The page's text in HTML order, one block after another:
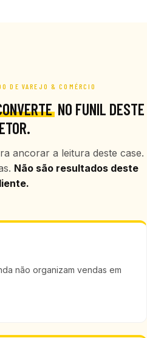
DE VAREJO & COMÉRCIO
NO FUNIL DESTE
ancorar a leitura deste case.
Não são resultados deste
não organizam vendas em